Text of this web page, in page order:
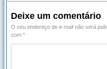
Deixe um comentário
O seu endereço de e-mail não será
com *